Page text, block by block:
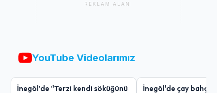
REKLAM ALANI
YouTube Videolarımız
İnegöl’de “Terzi kendi söküğünü
İnegöl'de çay